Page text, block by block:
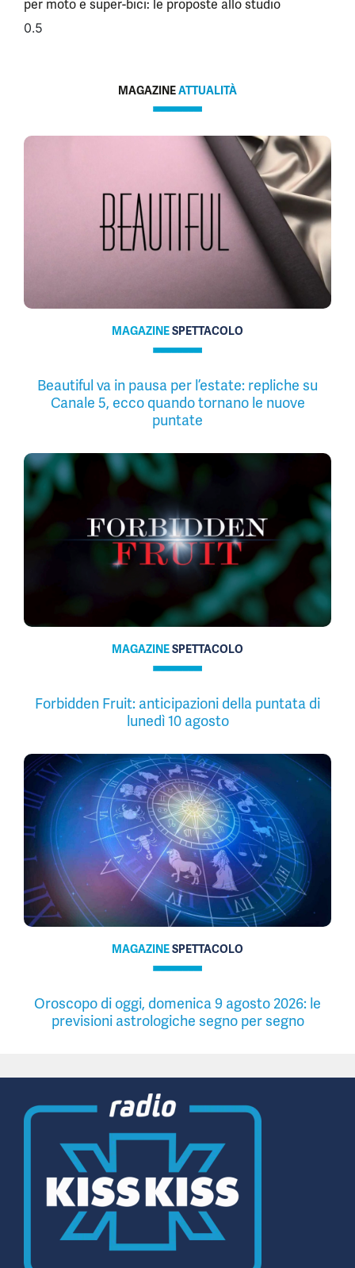
per moto e super-bici: le proposte allo studio
MAGAZINEATTUALITÀ
MAGAZINESPETTACOLO
Beautiful va in pausa per l’estate: repliche su
Canale 5, ecco quando tornano le nuove
puntate
MAGAZINESPETTACOLO
Forbidden Fruit: anticipazioni della puntata di
lunedì 10 agosto
MAGAZINESPETTACOLO
Oroscopo di oggi, domenica 9 agosto 2026: le
previsioni astrologiche segno per segno